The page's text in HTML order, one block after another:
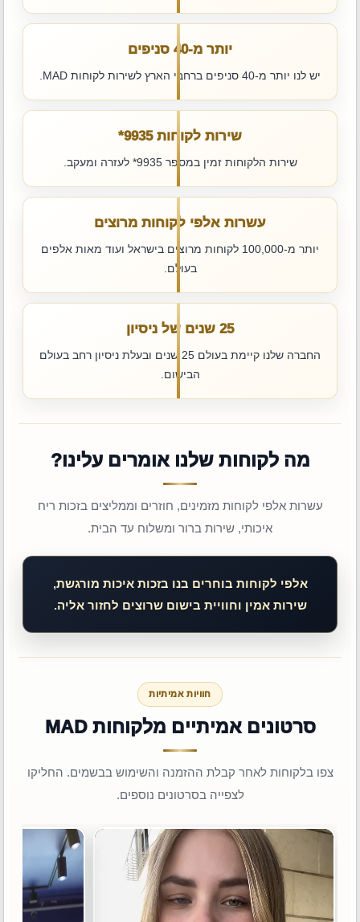
יותר מ-40 סניפים
יש לנו יותר מ-40 סניפים ברחבי הארץ לשירות לקוחות MAD.
שירות לקוחות ‎*9935
שירות הלקוחות זמין במספר ‎*9935 לעזרה ומעקב.
עשרות אלפי לקוחות מרוצים
יותר מ-100,000 לקוחות מרוצים בישראל ועוד מאות אלפים
בעולם.
25 שנים של ניסיון
החברה שלנו קיימת בעולם 25 שנים ובעלת ניסיון רחב בעולם
הבישום.
מה לקוחות שלנו אומרים עלינו?
עשרות אלפי לקוחות מזמינים, חוזרים וממליצים בזכות ריח
איכותי, שירות ברור ומשלוח עד הבית.
אלפי לקוחות בוחרים בנו בזכות איכות מורגשת,
שירות אמין וחוויית בישום שרוצים לחזור אליה.
חוויות אמיתיות
סרטונים אמיתיים מלקוחות MAD
צפו בלקוחות לאחר קבלת ההזמנה והשימוש בבשמים. החליקו
לצפייה בסרטונים נוספים.